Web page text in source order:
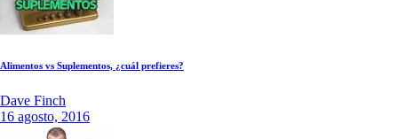
Alimentos vs Suplementos, ¿cuál prefieres?
Dave Finch
16 agosto, 2016